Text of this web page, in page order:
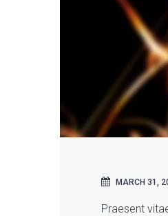
MARCH 31,
Praesent